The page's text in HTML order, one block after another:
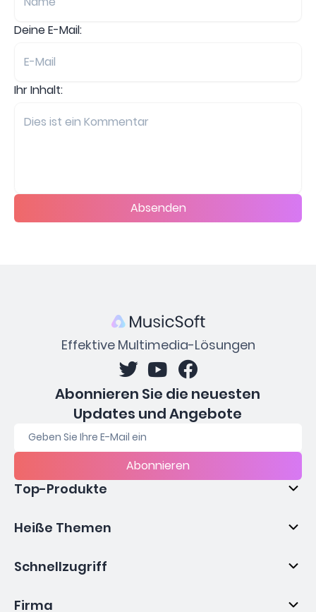
Deine E-Mail:
Ihr Inhalt:
Absenden
Effektive Multimedia-Lösungen
Abonnieren Sie die neuesten
Updates und Angebote
Abonnieren
Top-Produkte
Heiße Themen
Schnellzugriff
Firma